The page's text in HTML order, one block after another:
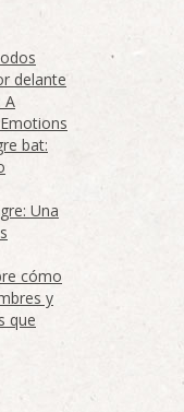
delante
A
bat:
Una
cómo
y
que